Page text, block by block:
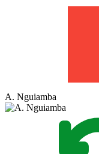
A. Nguiamba